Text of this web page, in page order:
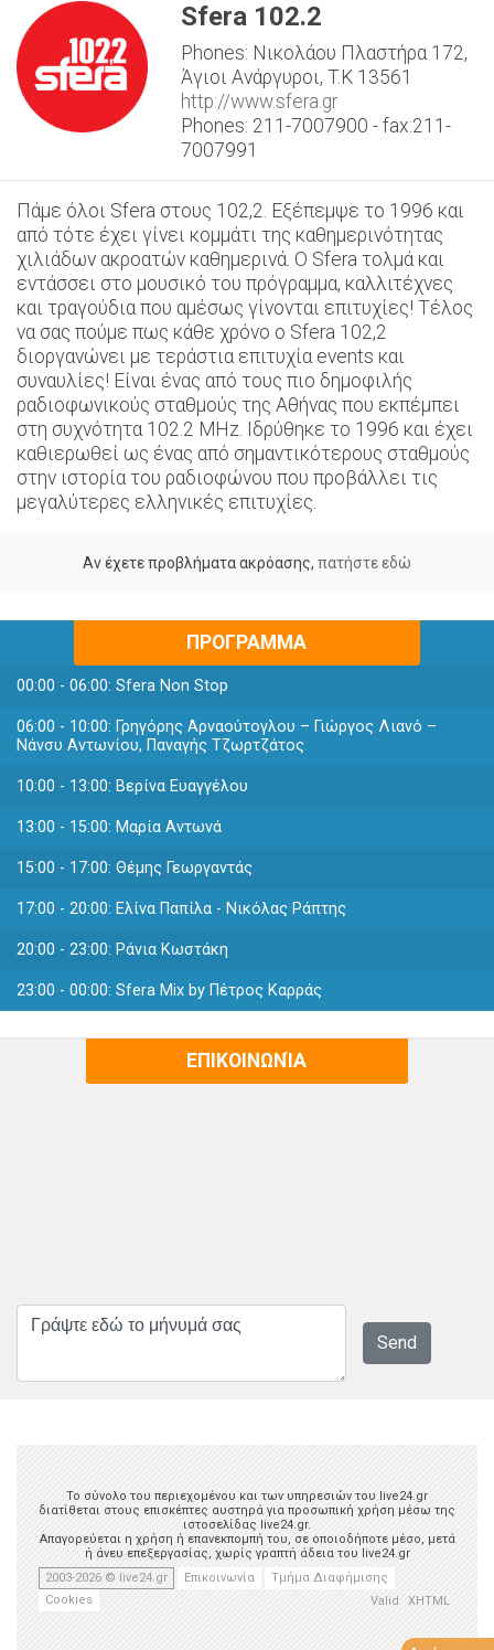
Sfera 102.2
Phones: Νικολάου Πλαστήρα 172,
Άγιοι Ανάργυροι, T.K 13561
http://www.sfera.gr
Phones: 211-7007900 - fax:211-
7007991
Πάμε όλοι Sfera στους 102,2. Εξέπεμψε το 1996 και
από τότε έχει γίνει κομμάτι της καθημερινότητας
χιλιάδων ακροατών καθημερινά. Ο Sfera τολμά και
εντάσσει στο μουσικό του πρόγραμμα, καλλιτέχνες
και τραγούδια που αμέσως γίνονται επιτυχίες! Τέλος
να σας πούμε πως κάθε χρόνο ο Sfera 102,2
διοργανώνει με τεράστια επιτυχία events και
συναυλίες! Είναι ένας από τους πιο δημοφιλής
ραδιοφωνικούς σταθμούς της Αθήνας που εκπέμπει
στη συχνότητα 102.2 MHz. Ιδρύθηκε το 1996 και έχει
καθιερωθεί ως ένας από σημαντικότερους σταθμούς
στην ιστορία του ραδιοφώνου που προβάλλει τις
μεγαλύτερες ελληνικές επιτυχίες.
Αν έχετε προβλήματα ακρόασης, πατήστε εδώ
ΠΡΟΓΡΑΜΜΑ
00:00 - 06:00: Sfera Non Stop
06:00 - 10:00: Γρηγόρης Αρναούτογλου – Γιώργος Λιανό –
Νάνσυ Αντωνίου, Παναγής Τζωρτζάτος
10:00 - 13:00: Βερίνα Ευαγγέλου
13:00 - 15:00: Μαρία Αντωνά
15:00 - 17:00: Θέμης Γεωργαντάς
17:00 - 20:00: Ελίνα Παπίλα - Νικόλας Ράπτης
20:00 - 23:00: Ράνια Κωστάκη
23:00 - 00:00: Sfera Mix by Πέτρος Καρράς
ΕΠΙΚΟΙΝΩΝΊΑ
Send
Το σύνολο του περιεχομένου και των υπηρεσιών του live24.gr
διατίθεται στους επισκέπτες αυστηρά για προσωπική χρήση μέσω της
ιστοσελίδας live24.gr.
Απαγορεύεται η χρήση ή επανεκπομπή του, σε οποιοδήποτε μέσο, μετά
ή άνευ επεξεργασίας, χωρίς γραπτή άδεια του live24.gr
2003-2026 © live24.gr
Επικοινωνία
Τμήμα Διαφήμισης
Cookies
Valid XHTML